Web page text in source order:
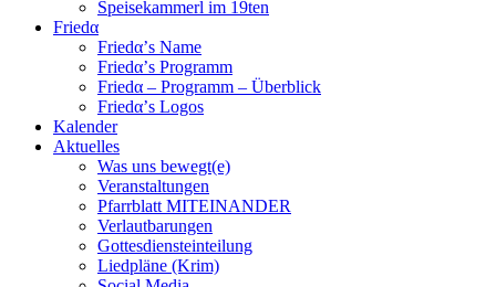
Speisekammerl im 19ten
Friedα
Friedα’s Name
Friedα’s Programm
Friedα – Programm – Überblick
Friedα’s Logos
Kalender
Aktuelles
Was uns bewegt(e)
Veranstaltungen
Pfarrblatt MITEINANDER
Verlautbarungen
Gottesdiensteinteilung
Liedpläne (Krim)